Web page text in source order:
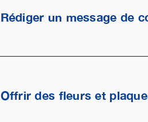
Rédiger un message de
Offrir des fleurs et